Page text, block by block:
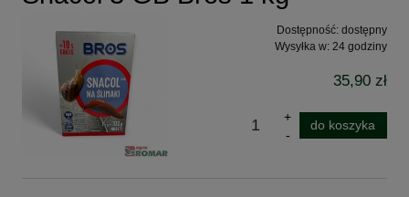
Dostępność: dostępny
Wysyłka w: 24 godziny
35,90 zł
do koszyka